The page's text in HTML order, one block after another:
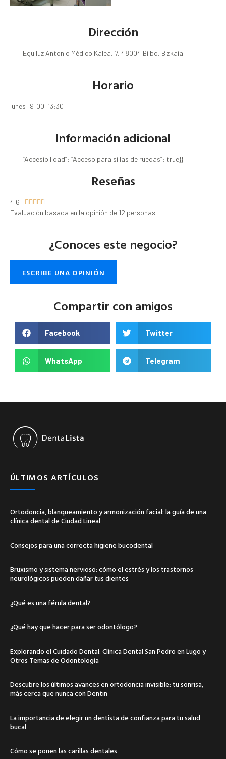
Dirección
Eguiluz Antonio Médico Kalea, 7, 48004 Bilbo, Bizkaia
Horario
lunes: 9:00–13:30
Información adicional
“Accesibilidad”: “Acceso para sillas de ruedas”: true}}
Reseñas
4.6     
Evaluación basada en la opinión de 12 personas
¿Conoces este negocio?
ESCRIBE UNA OPINIÓN
Compartir con amigos
Facebook Twitter
WhatsApp Telegram
ÚLTIMOS ARTÍCULOS
Ortodoncia, blanqueamiento y armonización facial: la guía de una
clínica dental de Ciudad Lineal
Consejos para una correcta higiene bucodental
Bruxismo y sistema nervioso: cómo el estrés y los trastornos
neurológicos pueden dañar tus dientes
¿Qué es una férula dental?
¿Qué hay que hacer para ser odontólogo?
Explorando el Cuidado Dental: Clínica Dental San Pedro en Lugo y
Otros Temas de Odontología
Descubre los últimos avances en ortodoncia invisible: tu sonrisa,
más cerca que nunca con Dentin
La importancia de elegir un dentista de confianza para tu salud
bucal
Cómo se ponen las carillas dentales